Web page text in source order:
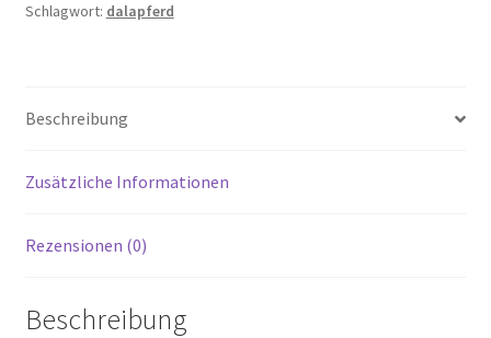
Dalapferd
Schlagwort: dalapferd
Beschreibung
Zusätzliche Informationen
Rezensionen (0)
Beschreibung